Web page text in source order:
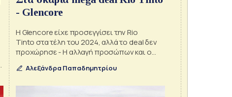
- Glencore
Η Glencore είχε προσεγγίσει την Rio
Tinto στα τέλη του 2024, αλλά το deal δεν
προχώρησε - Η αλλαγή προσώπων και ο
Αλεξάνδρα Παπαδημητρίου